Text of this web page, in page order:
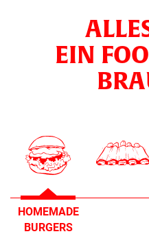
EIN
HOMEMADE
BURGERS